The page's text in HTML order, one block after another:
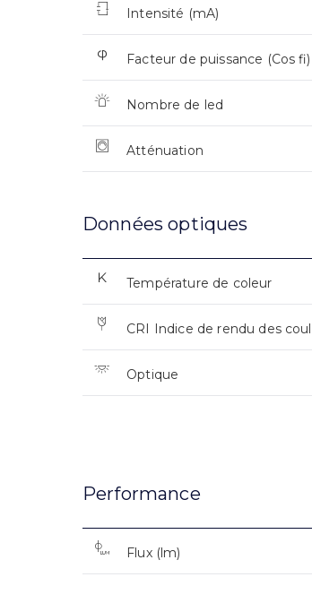
Intensité (mA)
Facteur de puissance (Cos fi)
Nombre de led
Atténuation
Données optiques
Température de coleur
CRI Indice de rendu des
Optique
Performance
Flux (lm)